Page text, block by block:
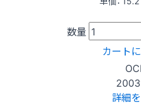
数量
カート
詳細